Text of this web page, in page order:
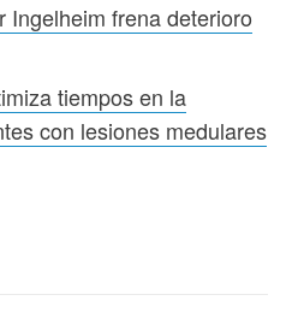
Ingelheim frena deterioro
tiempos en la
con lesiones medulares